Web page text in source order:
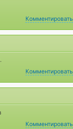
Комментировать
Комментировать
Комментировать